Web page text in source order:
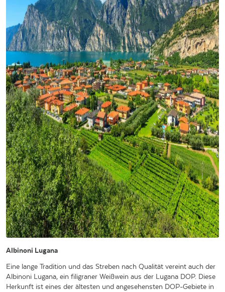
Albinoni Lugana
Eine lange Tradition und das Streben nach Qualität vereint auch der
Albinoni Lugana, ein filigraner Weißwein aus der Lugana DOP. Diese
Herkunft ist eines der ältesten und angesehensten DOP-Gebiete in